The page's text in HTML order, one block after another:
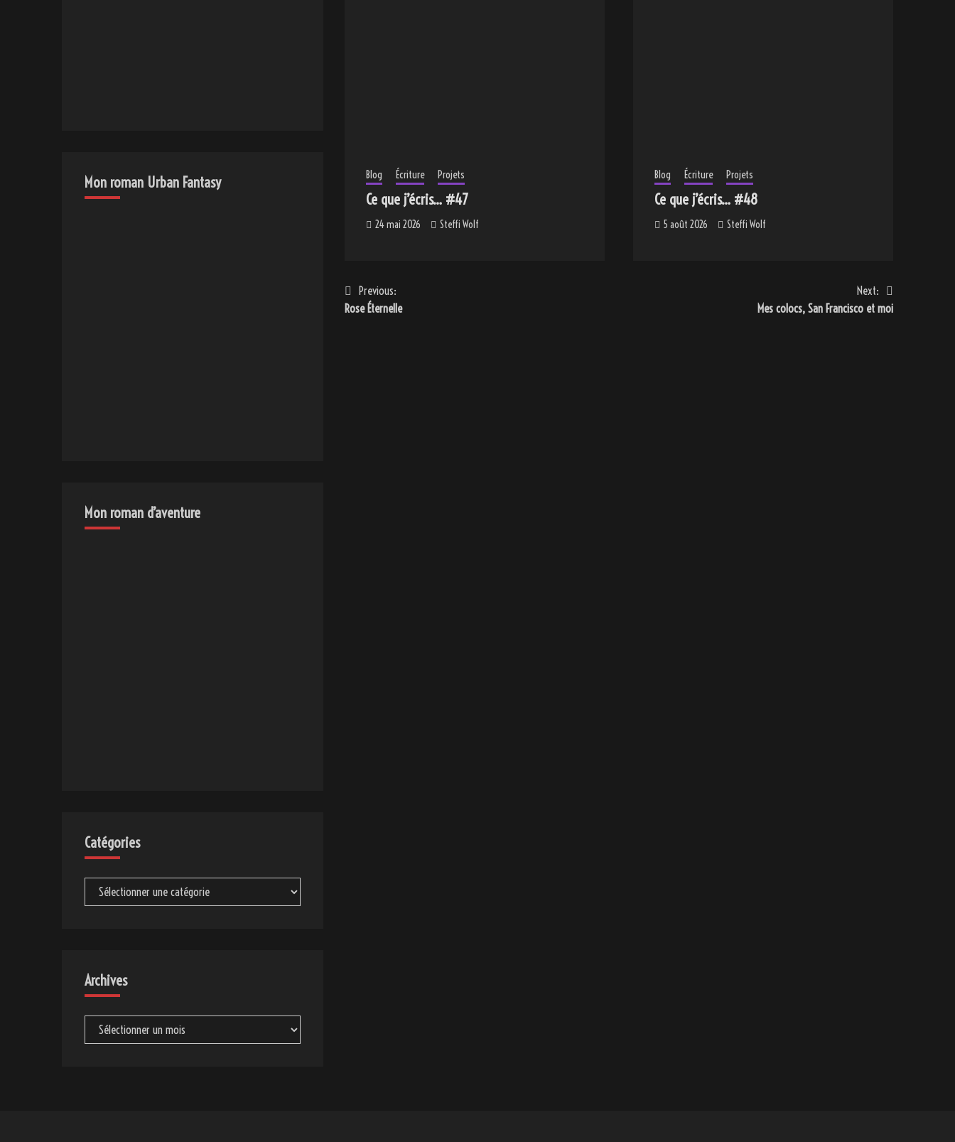
Blog Écriture Projets
Ce que j’écris… #48
5 août 2026 Steffi Wolf
Blog Écriture Projets
Ce que j’écris… #47
24 mai 2026 Steffi Wolf
Navigation
de
Previous:
Rose Éternelle
Next:
Mes colocs, San Francisco et moi
Mon roman Urban Fantasy
Mon roman d’aventure
Catégories
Catégories
Archives
Archives